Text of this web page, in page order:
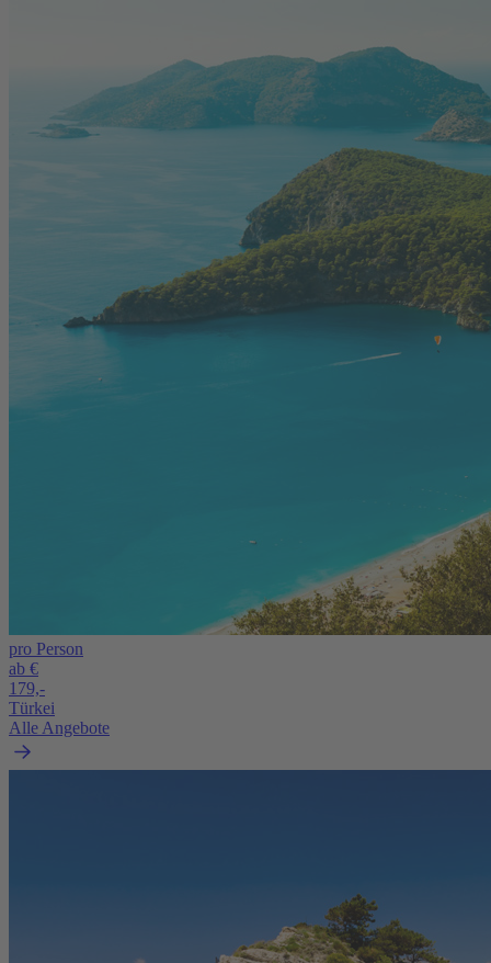
pro Person
ab €
179,-
Türkei
Alle Angebote